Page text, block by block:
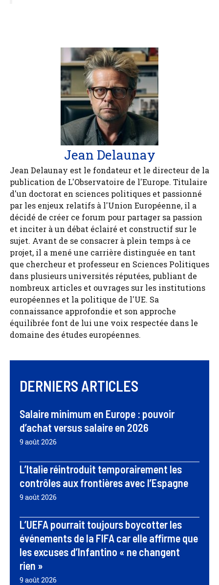
Jean Delaunay
Jean Delaunay est le fondateur et le directeur de la
publication de L'Observatoire de l'Europe. Titulaire
d'un doctorat en sciences politiques et passionné
par les enjeux relatifs à l'Union Européenne, il a
décidé de créer ce forum pour partager sa passion
et inciter à un débat éclairé et constructif sur le
sujet. Avant de se consacrer à plein temps à ce
projet, il a mené une carrière distinguée en tant
que chercheur et professeur en Sciences Politiques
dans plusieurs universités réputées, publiant de
nombreux articles et ouvrages sur les institutions
européennes et la politique de l'UE. Sa
connaissance approfondie et son approche
équilibrée font de lui une voix respectée dans le
domaine des études européennes.
DERNIERS ARTICLES
Salaire minimum en Europe : pouvoir
d’achat versus salaire en 2026
9 août 2026
L’Italie réintroduit temporairement les
contrôles aux frontières avec l’Espagne
9 août 2026
L’UEFA pourrait toujours boycotter les
événements de la FIFA car elle affirme que
les excuses d’Infantino « ne changent
rien »
9 août 2026